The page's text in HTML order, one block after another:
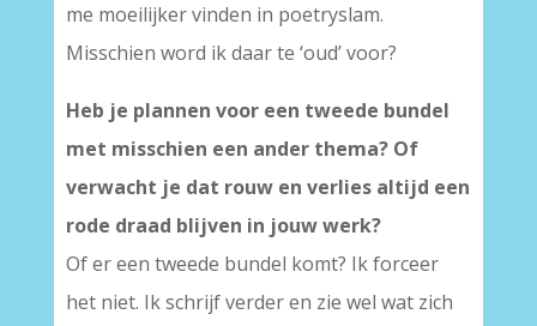
me moeilijker vinden in poetryslam.
Misschien word ik daar te ‘oud’ voor?
Heb je plannen voor een tweede bundel
met misschien een ander thema? Of
verwacht je dat rouw en verlies altijd een
rode draad blijven in jouw werk?
Of er een tweede bundel komt? Ik forceer
het niet. Ik schrijf verder en zie wel wat zich